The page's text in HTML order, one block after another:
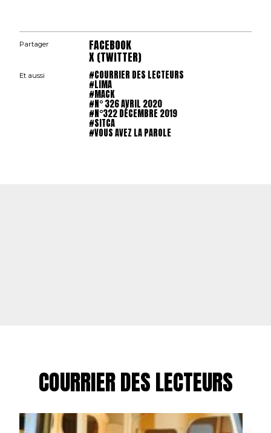
Partager FACEBOOK
X (TWITTER)
Et aussi #COURRIER DES LECTEURS
#LIMA
#MACK
#N° 326 AVRIL 2020
#N°322 DÉCEMBRE 2019
#SITCA
#VOUS AVEZ LA PAROLE
COURRIER DES LECTEURS